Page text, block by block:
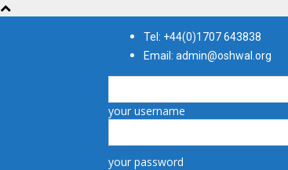
Tel: +44(0)1707 643838
Email: admin@oshwal.org
your username
your password